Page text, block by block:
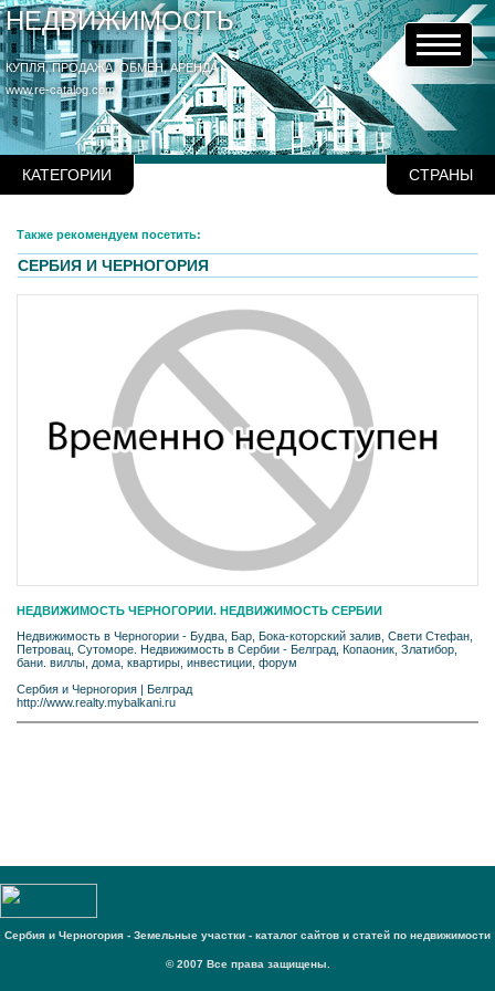
НЕДВИЖИМОСТЬ
КУПЛЯ, ПРОДАЖА, ОБМЕН, АРЕНДА
www.re-catalog.com
КАТЕГОРИИ СТРАНЫ
Также рекомендуем посетить:
СЕРБИЯ И ЧЕРНОГОРИЯ
НЕДВИЖИМОСТЬ ЧЕРНОГОРИИ. НЕДВИЖИМОСТЬ СЕРБИИ
Недвижимость в Черногории - Будва, Бар, Бока-которский залив, Свети Стефан,
Петровац, Сутоморе. Недвижимость в Сербии - Белград, Копаоник, Златибор,
бани. виллы, дома, квартиры, инвестиции, форум
Сербия и Черногория
Белград
http://www.realty.mybalkani.ru
Сербия и Черногория - Земельные участки - каталог сайтов и статей по недвижимости
© 2007 Все права защищены.